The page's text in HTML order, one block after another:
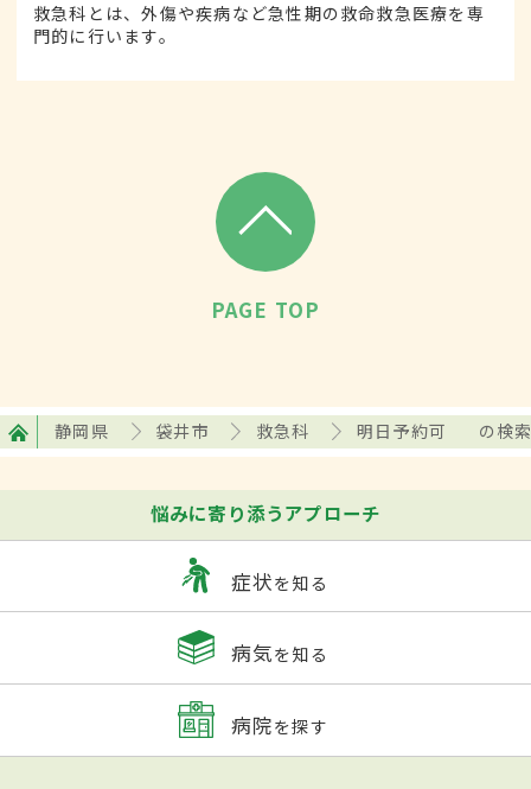
救急科とは、外傷や疾病など急性期の救命救急医療を専
門的に行います。
PAGE TOP
静岡県 袋井市 救急科 明日予約可 の検
悩みに寄り添うアプローチ
症状を知る
病気を知る
病院を探す